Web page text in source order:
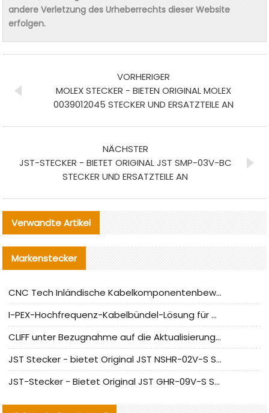
andere Verletzung des Urheberrechts dieser Website
erfolgen.
VORHERIGER
MOLEX STECKER - BIETEN ORIGINAL MOLEX
0039012045 STECKER UND ERSATZTEILE AN
NÄCHSTER
JST-STECKER - BIETET ORIGINAL JST SMP-03V-BC
STECKER UND ERSATZTEILE AN
Verwandte Artikel
Markenstecker
CNC Tech Inländische Kabelkomponentenbewertung und Massenproduktionsanpassungsanleitung
I-PEX-Hochfrequenz-Kabelbündel-Lösung für die heimische Produktion analysiert
CLIFF unter Bezugnahme auf die Aktualisierung der chinesischen Stecker-Testnormen
JST Stecker - bietet Original JST NSHR-02V-S Stecker und Ersatzteile an
JST-Stecker - Bietet Original JST GHR-09V-S Stecker und Ersatzteile an